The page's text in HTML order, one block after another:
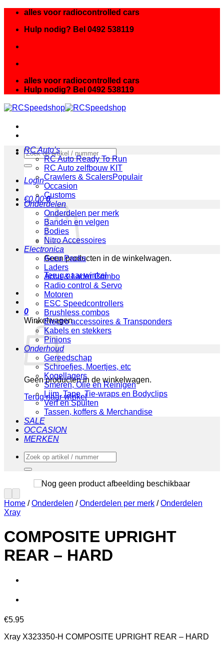
inhoud
alles voor radiocontrolled cars
Hulp nodig? Bel 0492 538119
alles voor radiocontrolled cars
Hulp nodig? Bel 0492 538119
Zoeken
naar:
Login
€0.00 0
Geen producten in de winkelwagen.
Terug naar winkel
0
Winkelwagen
Geen producten in de winkelwagen.
Terug naar winkel
RC Auto’s
RC Auto Ready To Run
RC Auto zelfbouw KIT
Crawlers & Scalers
Occasion
Customs
Onderdelen
Onderdelen per merk
Banden en velgen
Bodies
Nitro Accessoires
Electronica
Accu Packs
Laders
Accu & Lader Combo
Radio control & Servo
Motoren
ESC Speedcontrollers
Brushless combos
Electro accessoires & Transponders
Kabels en stekkers
Pinions
Onderhoud
Gereedschap
Schroefjes, Moertjes, etc
Kogellagers
Smeren, Olie en Reinigen
Lijm, Tape, Tie-wraps en Bodyclips
Verf en Spuiten
Tassen, koffers & Merchandise
SALE
OCCASION
MERKEN
Zoeken
naar:
Home / Onderdelen / Onderdelen per merk / Onderdelen
Xray
COMPOSITE UPRIGHT
REAR – HARD
€5.95
Xray X323350-H COMPOSITE UPRIGHT REAR – HARD